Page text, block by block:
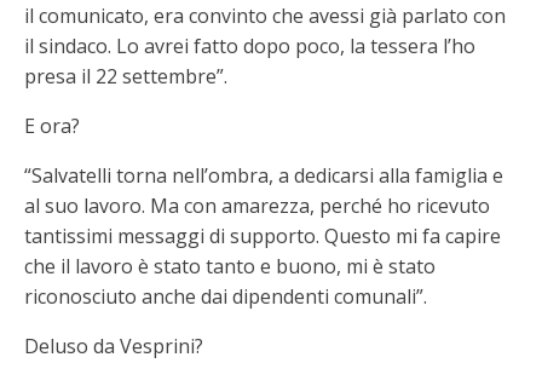
il comunicato, era convinto che avessi già parlato con
il sindaco. Lo avrei fatto dopo poco, la tessera l’ho
presa il 22 settembre”.
E ora?
“Salvatelli torna nell’ombra, a dedicarsi alla famiglia e
al suo lavoro. Ma con amarezza, perché ho ricevuto
tantissimi messaggi di supporto. Questo mi fa capire
che il lavoro è stato tanto e buono, mi è stato
riconosciuto anche dai dipendenti comunali”.
Deluso da Vesprini?